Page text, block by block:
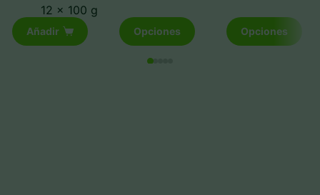
12 x 100 g
Añadir
hasta
€22,80
Opciones
Este
producto
múltiples
Opciones
Este
producto